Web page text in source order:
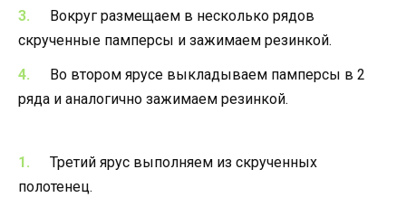
Вокруг размещаем в несколько рядов
скрученные памперсы и зажимаем резинкой.
Во втором ярусе выкладываем памперсы в 2
ряда и аналогично зажимаем резинкой.
Третий ярус выполняем из скрученных
полотенец.